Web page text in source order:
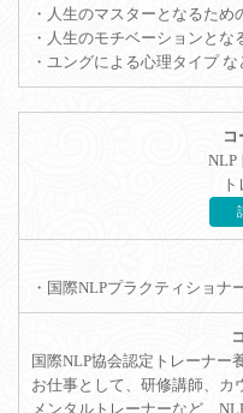
・人生のマスターとなるた
・人生のモチベーションとな
・ユングによる心理タイプ な
NLP
・国際NLPプラクティショ
国際NLP協会認定トレーナー
お仕事として、研修講師、カ
メンタルトレーナーなど、